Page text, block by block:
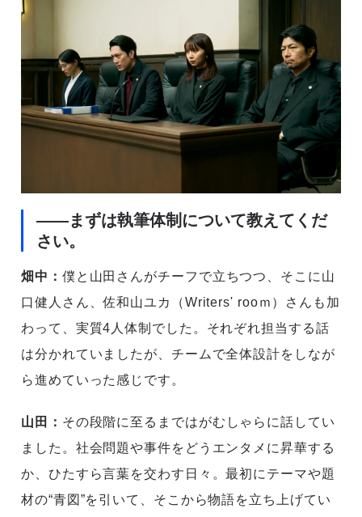
――まずは執筆体制について教えてくだ
さい。
畑中： 僕と山田さんがチーフで立ちつつ、そこに山
口健人さん、佐和山ユカ（Writers' rooｍ）さんも加
わって、実質4人体制でした。それぞれ担当する話
は分かれていましたが、チームで全体設計をしなが
ら進めていった感じです。
山田： その段階に至るまではがむしゃらに話してい
ました。社会問題や事件をどうエンタメに昇華する
か、ひたすら言葉を交わす日々。最初にテーマや題
材の“青図”を引いて、そこから物語を立ち上げてい